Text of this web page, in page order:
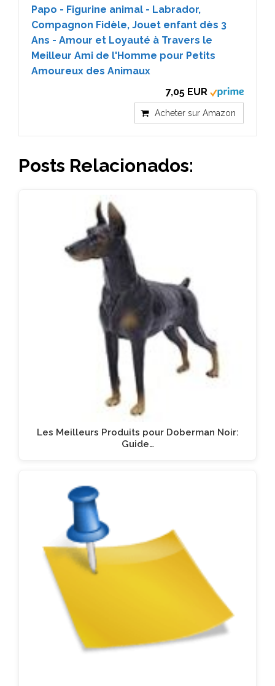
Papo - Figurine animal - Labrador,
Compagnon Fidèle, Jouet enfant dès 3
Ans - Amour et Loyauté à Travers le
Meilleur Ami de l'Homme pour Petits
Amoureux des Animaux
7,05 EUR
Acheter sur Amazon
Posts Relacionados:
Les Meilleurs Produits pour Doberman Noir:
Guide…